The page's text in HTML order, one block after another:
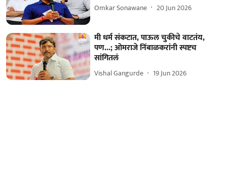
Omkar Sonawane 20 Jun 2026
मी धर्म संकटात, पाऊल चुकीचे वाटतंय,
पण...; ओमराजे निंबाळकरांनी स्पष्टच
सांगितलं
Vishal Gangurde 19 Jun 2026